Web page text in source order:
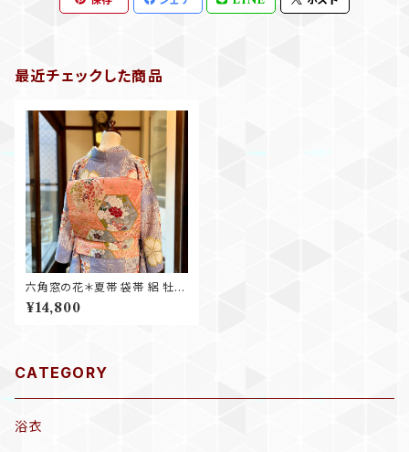
最近チェックした商品
六角窓の花＊夏帯 袋帯 絽 牡丹
藤 撫子 花 波 波頭 竹 珊瑚色
コーラル 水色 アンティーク袋帯
¥14,800
CATEGORY
浴衣